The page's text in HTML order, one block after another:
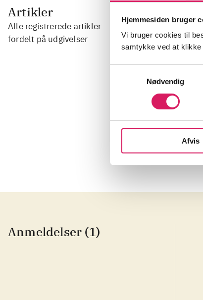
Hjemmesiden bruger
Vi bruger cookies til
samtykke ved at klikke
Nødvendig
Afvis
Artikler
Alle registrerede artikler
fordelt på udgivelser
...
...
...
Anmeldelser (1)